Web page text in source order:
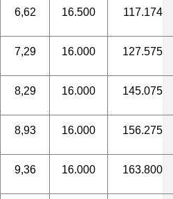
6,62 16.500 117.174
7,29 16.000 127.575
8,29 16.000 145.075
8,93 16.000 156.275
9,36 16.000 163.800